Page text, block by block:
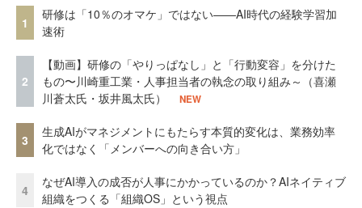
1
研修は「10％のオマケ」ではない——AI時代の経験学習加
速術
2
【動画】研修の「やりっぱなし」と「行動変容」を分けた
もの〜川崎重工業・人事担当者の執念の取り組み～（喜瀬
川蒼太氏・坂井風太氏）
NEW
3
生成AIがマネジメントにもたらす本質的変化は、業務効率
化ではなく「メンバーへの向き合い方」
4
なぜAI導入の成否が人事にかかっているのか？AIネイティブ
組織をつくる「組織OS」という視点